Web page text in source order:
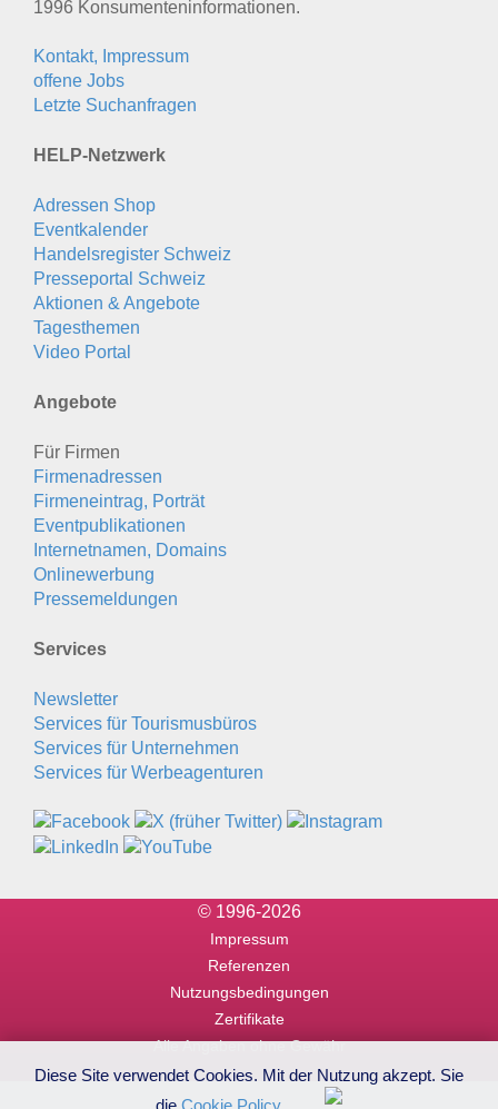
1996 Konsumenten­informationen.
Kontakt, Impressum
offene Jobs
Letzte Suchanfragen
HELP-Netzwerk
Adressen Shop
Eventkalender
Handelsregister Schweiz
Presseportal Schweiz
Aktionen & Angebote
Tagesthemen
Video Portal
Angebote
Für Firmen
Firmenadressen
Firmeneintrag, Porträt
Eventpublikationen
Internetnamen, Domains
Onlinewerbung
Pressemeldungen
Services
Newsletter
Services für Tourismusbüros
Services für Unternehmen
Services für Werbeagenturen
© 1996-2026
Impressum
Referenzen
Nutzungsbedingungen
Zertifikate
Alle Angaben ohne Gewähr
Diese Site verwendet Cookies. Mit der Nutzung akzept. Sie